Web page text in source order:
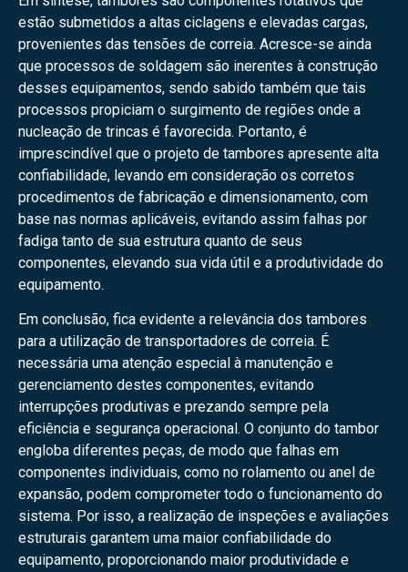
estão submetidos a altas ciclagens e elevadas cargas,
provenientes das tensões de correia. Acresce-se ainda
que processos de soldagem são inerentes à construção
desses equipamentos, sendo sabido também que tais
processos propiciam o surgimento de regiões onde a
nucleação de trincas é favorecida. Portanto, é
imprescindível que o projeto de tambores apresente alta
confiabilidade, levando em consideração os corretos
procedimentos de fabricação e dimensionamento, com
base nas normas aplicáveis, evitando assim falhas por
fadiga tanto de sua estrutura quanto de seus
componentes, elevando sua vida útil e a produtividade do
equipamento.
Em conclusão, fica evidente a relevância dos tambores
para a utilização de transportadores de correia. É
necessária uma atenção especial à manutenção e
gerenciamento destes componentes, evitando
interrupções produtivas e prezando sempre pela
eficiência e segurança operacional. O conjunto do tambor
engloba diferentes peças, de modo que falhas em
componentes individuais, como no rolamento ou anel de
expansão, podem comprometer todo o funcionamento do
sistema. Por isso, a realização de inspeções e avaliações
estruturais garantem uma maior confiabilidade do
equipamento, proporcionando maior produtividade e